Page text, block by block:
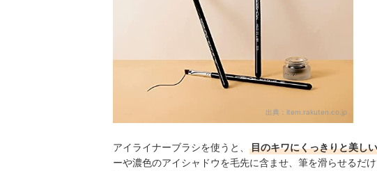
出典： item.rakuten.co.jp
アイライナーブラシを使うと、 目のキワにくっきりと美し
ーや濃色のアイシャドウを毛先に含ませ、筆を滑らせるだ